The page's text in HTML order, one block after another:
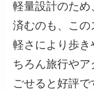
軽量設計のため
済むのも、この
軽さにより歩き
ちろん旅行や
ごせると好評で